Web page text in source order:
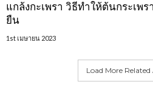
แกล้งกะเพรา วิธีทำให้ต้นกระเพร
ยืน
1st เมษายน 2023
Load More Related